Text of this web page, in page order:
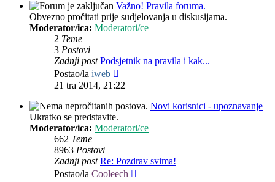
Važno! Pravila foruma.
Obvezno pročitati prije sudjelovanja u diskusijama.
Moderator/ica: Moderatori/ce
2 Teme
3 Postovi
Zadnji post Podsjetnik na pravila i kak...
Postao/la iweb
post
21 tra 2014, 21:22
Novi korisnici - upoznavanje
Ukratko se predstavite.
Moderator/ica: Moderatori/ce
662 Teme
8963 Postovi
Zadnji post Re: Pozdrav svima!
Postao/la Cooleech